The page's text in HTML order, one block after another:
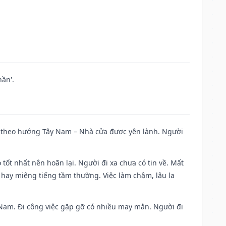
hướng Tây Nam – Nhà cửa được yên lành. Người
nhất nên hoãn lại. Người đi xa chưa có tin về. Mất
miệng tiếng tầm thường. Việc làm chậm, lâu la
Đi công việc gặp gỡ có nhiều may mắn. Người đi